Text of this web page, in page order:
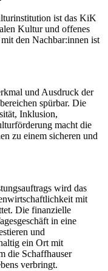
ist das KiK
Kultur und offenes
den Nachbar:innen ist
und Ausdruck der
spürbar. Die
Inklusion,
macht die
zu einem sicheren und
wird das
mit
Die finanzielle
in eine
und
ein Ort mit
die Schaffhauser
verbringt.